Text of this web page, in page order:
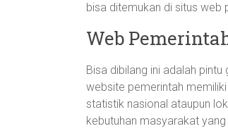
bisa ditemukan di situs web
Web
Bisa dibilang ini adalah
website pemerintah
statistik nasional ataupun
kebutuhan masyarakat